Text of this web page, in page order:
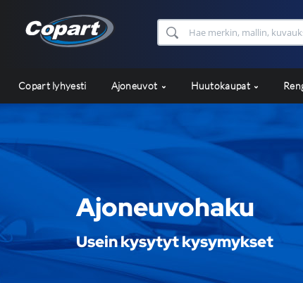
Copart lyhyesti Ajoneuvot Huutokaupat
Ajoneuvohaku
Usein kysytyt kysymykset